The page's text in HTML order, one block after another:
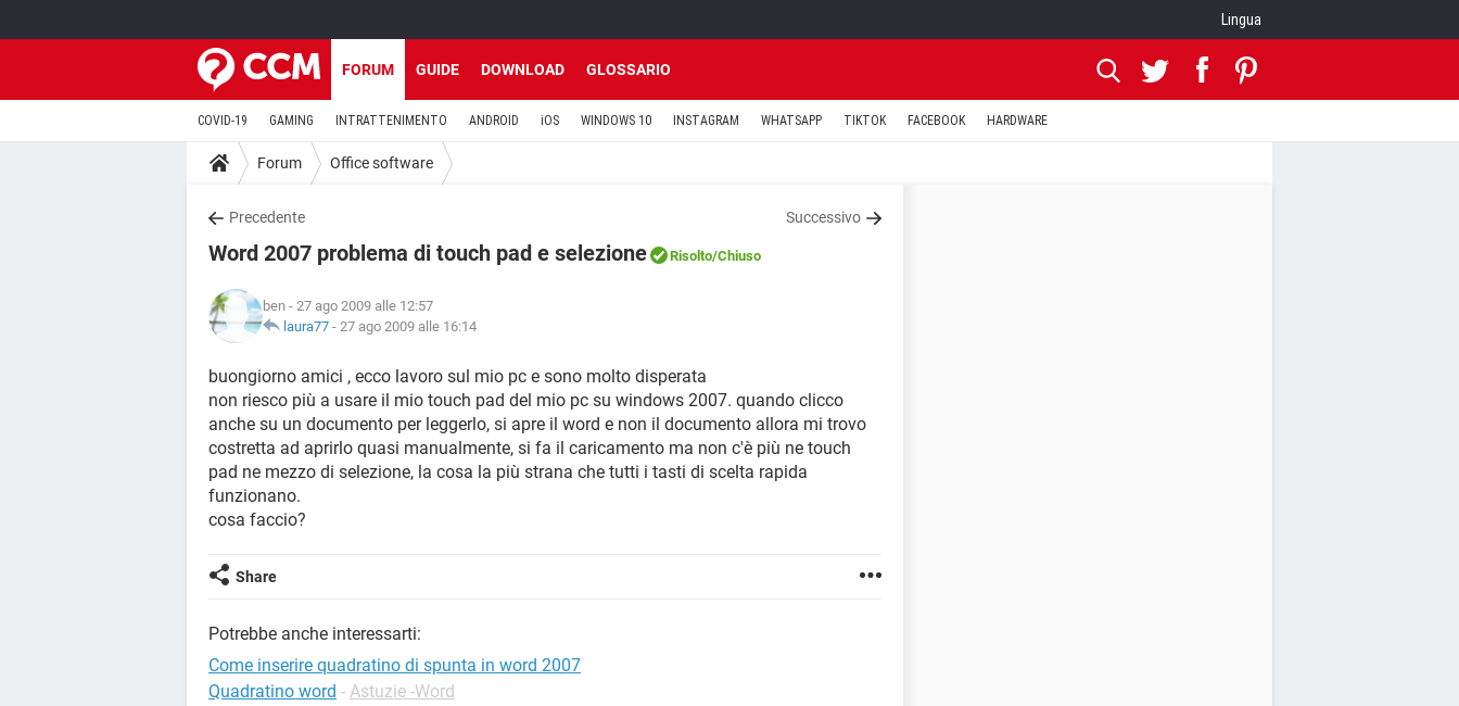
Lingua
FORUM GUIDE DOWNLOAD GLOSSARIO
COVID-19 GAMING INTRATTENIMENTO ANDROID iOS WINDOWS 10 INSTAGRAM WHATSAPP TIKTOK FACEBOOK HARDWARE
Forum Office software
Precedente Successivo
Word 2007 problema di touch pad e selezione Risolto/Chiuso
ben - 27 ago 2009 alle 12:57
laura77 - 27 ago 2009 alle 16:14
buongiorno amici , ecco lavoro sul mio pc e sono molto disperata
non riesco più a usare il mio touch pad del mio pc su windows 2007. quando clicco
anche su un documento per leggerlo, si apre il word e non il documento allora mi trovo
costretta ad aprirlo quasi manualmente, si fa il caricamento ma non c'è più ne touch
pad ne mezzo di selezione, la cosa la più strana che tutti i tasti di scelta rapida
funzionano.
cosa faccio?
Share
Potrebbe anche interessarti:
Come inserire quadratino di spunta in word 2007
Quadratino word - Astuzie -Word